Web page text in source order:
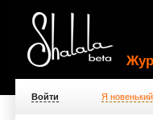
Войти Я